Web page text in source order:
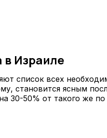
в Израиле
список всех
становится ясным
30-50% от такого же